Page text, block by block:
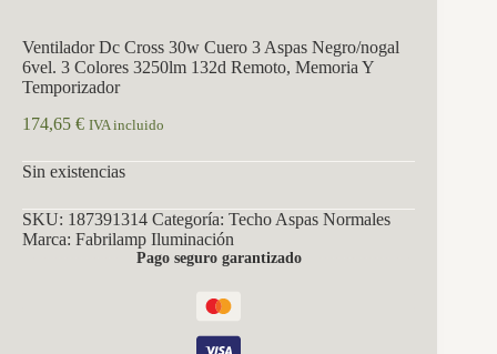
Ventilador Dc Cross 30w Cuero 3 Aspas Negro/nogal
6vel. 3 Colores 3250lm 132d Remoto, Memoria Y
Temporizador
174,65 € IVA incluido
Sin existencias
SKU: 187391314 Categoría: Techo Aspas Normales
Marca: Fabrilamp Iluminación
Pago seguro garantizado